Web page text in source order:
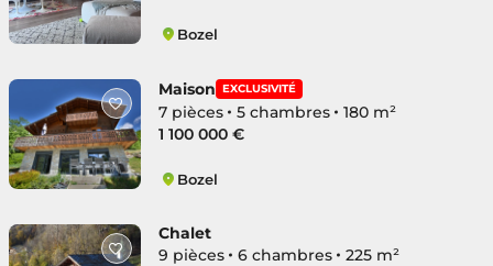
Bozel
Maison EXCLUSIVITÉ
7 pièces 5 chambres
180 m²
1 100 000 €
Bozel
Chalet
9 pièces
6 chambres
225 m²